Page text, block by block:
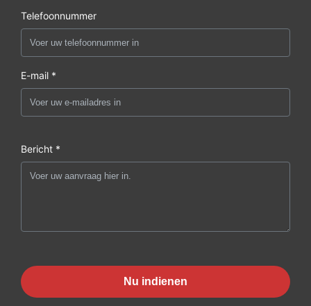
Telefoonnummer
E-mail *
Bericht *
Nu indienen